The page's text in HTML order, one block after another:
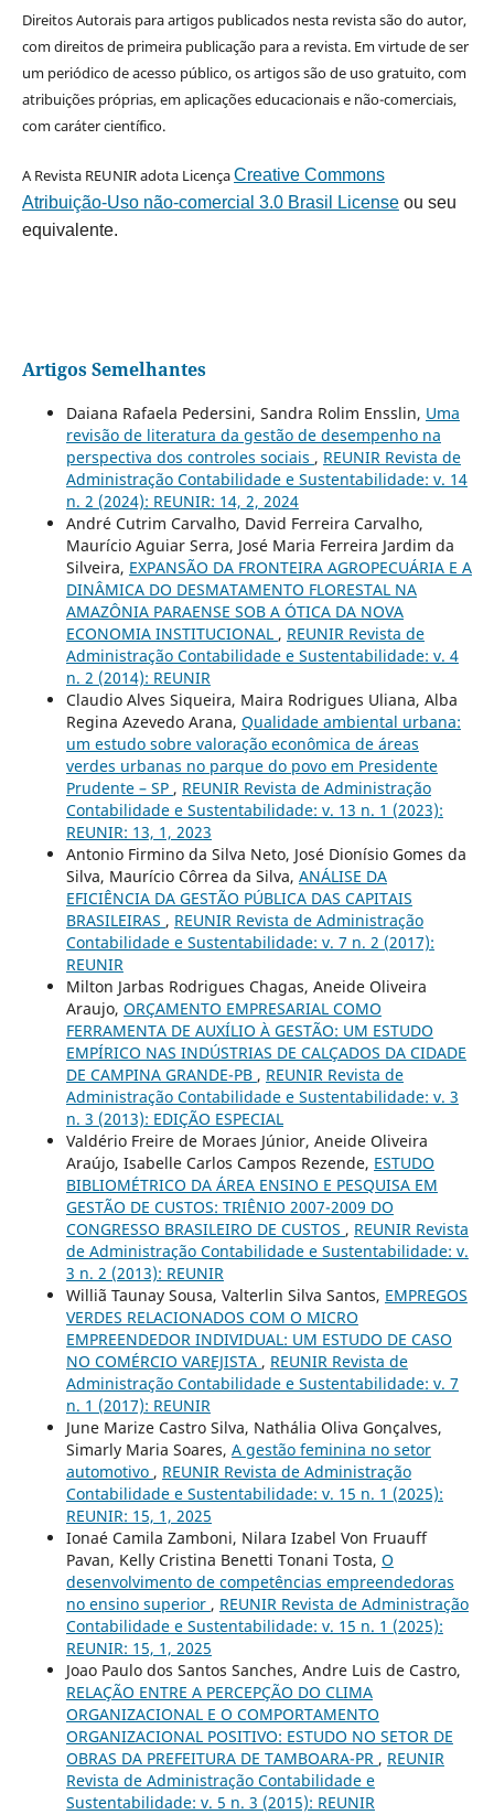
Direitos Autorais para artigos publicados nesta revista são do autor,
com direitos de primeira publicação para a revista. Em virtude de ser
um periódico de acesso público, os artigos são de uso gratuito, com
atribuições próprias, em aplicações educacionais e não-comerciais,
com caráter científico.
A Revista REUNIR adota LicençaCreative Commons
Atribuição-Uso não-comercial 3.0 Brasil Licenseou seu
equivalente.
Artigos Semelhantes
Daiana Rafaela Pedersini, Sandra Rolim Ensslin, Uma
revisão de literatura da gestão de desempenho na
perspectiva dos controles sociais , REUNIR Revista de
Administração Contabilidade e Sustentabilidade: v. 14
n. 2 (2024): REUNIR: 14, 2, 2024
André Cutrim Carvalho, David Ferreira Carvalho,
Maurício Aguiar Serra, José Maria Ferreira Jardim da
Silveira, EXPANSÃO DA FRONTEIRA AGROPECUÁRIA E A
DINÂMICA DO DESMATAMENTO FLORESTAL NA
AMAZÔNIA PARAENSE SOB A ÓTICA DA NOVA
ECONOMIA INSTITUCIONAL , REUNIR Revista de
Administração Contabilidade e Sustentabilidade: v. 4
n. 2 (2014): REUNIR
Claudio Alves Siqueira, Maira Rodrigues Uliana, Alba
Regina Azevedo Arana, Qualidade ambiental urbana:
um estudo sobre valoração econômica de áreas
verdes urbanas no parque do povo em Presidente
Prudente – SP , REUNIR Revista de Administração
Contabilidade e Sustentabilidade: v. 13 n. 1 (2023):
REUNIR: 13, 1, 2023
Antonio Firmino da Silva Neto, José Dionísio Gomes da
Silva, Maurício Côrrea da Silva, ANÁLISE DA
EFICIÊNCIA DA GESTÃO PÚBLICA DAS CAPITAIS
BRASILEIRAS , REUNIR Revista de Administração
Contabilidade e Sustentabilidade: v. 7 n. 2 (2017):
REUNIR
Milton Jarbas Rodrigues Chagas, Aneide Oliveira
Araujo, ORÇAMENTO EMPRESARIAL COMO
FERRAMENTA DE AUXÍLIO À GESTÃO: UM ESTUDO
EMPÍRICO NAS INDÚSTRIAS DE CALÇADOS DA CIDADE
DE CAMPINA GRANDE-PB , REUNIR Revista de
Administração Contabilidade e Sustentabilidade: v. 3
n. 3 (2013): EDIÇÃO ESPECIAL
Valdério Freire de Moraes Júnior, Aneide Oliveira
Araújo, Isabelle Carlos Campos Rezende, ESTUDO
BIBLIOMÉTRICO DA ÁREA ENSINO E PESQUISA EM
GESTÃO DE CUSTOS: TRIÊNIO 2007-2009 DO
CONGRESSO BRASILEIRO DE CUSTOS , REUNIR Revista
de Administração Contabilidade e Sustentabilidade: v.
3 n. 2 (2013): REUNIR
Williã Taunay Sousa, Valterlin Silva Santos, EMPREGOS
VERDES RELACIONADOS COM O MICRO
EMPREENDEDOR INDIVIDUAL: UM ESTUDO DE CASO
NO COMÉRCIO VAREJISTA , REUNIR Revista de
Administração Contabilidade e Sustentabilidade: v. 7
n. 1 (2017): REUNIR
June Marize Castro Silva, Nathália Oliva Gonçalves,
Simarly Maria Soares, A gestão feminina no setor
automotivo , REUNIR Revista de Administração
Contabilidade e Sustentabilidade: v. 15 n. 1 (2025):
REUNIR: 15, 1, 2025
Ionaé Camila Zamboni, Nilara Izabel Von Fruauff
Pavan, Kelly Cristina Benetti Tonani Tosta, O
desenvolvimento de competências empreendedoras
no ensino superior , REUNIR Revista de Administração
Contabilidade e Sustentabilidade: v. 15 n. 1 (2025):
REUNIR: 15, 1, 2025
Joao Paulo dos Santos Sanches, Andre Luis de Castro,
RELAÇÃO ENTRE A PERCEPÇÃO DO CLIMA
ORGANIZACIONAL E O COMPORTAMENTO
ORGANIZACIONAL POSITIVO: ESTUDO NO SETOR DE
OBRAS DA PREFEITURA DE TAMBOARA-PR , REUNIR
Revista de Administração Contabilidade e
Sustentabilidade: v. 5 n. 3 (2015): REUNIR